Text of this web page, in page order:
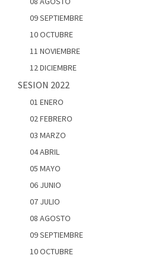
09 SEPTIEMBRE
10 OCTUBRE
11 NOVIEMBRE
12 DICIEMBRE
SESION 2022
01 ENERO
02 FEBRERO
03 MARZO
04 ABRIL
05 MAYO
06 JUNIO
07 JULIO
08 AGOSTO
09 SEPTIEMBRE
10 OCTUBRE